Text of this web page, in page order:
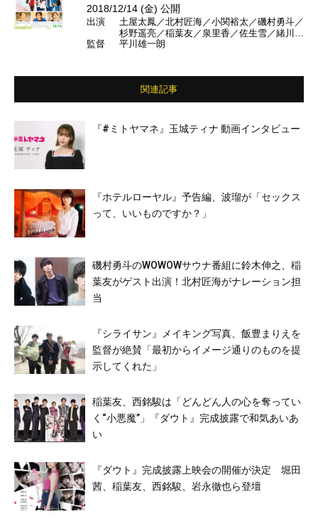
2018/12/14 (金) 公開
出演
土屋太鳳／北村匠海／小関裕太／磯村勇斗／
杉野遥亮／稲葉友／泉里香／佐生雪／緒川た
まき ほか
監督 平川雄一朗
関連記事
『#ミトヤマネ』玉城ティナ 動画インタビュー
『ホテルローヤル』予告編、波瑠が「セックス
って、いいものですか？」
磯村勇斗のWOWOWサウナ番組に鈴木伸之、稲
葉友がゲスト出演！北村匠海がナレーション担
当
『シライサン』メイキング写真、飯豊まりえを
監督が絶賛「最初からイメージ通りのものを提
示してくれた」
稲葉友、西銘駿は「どんどん人の心を奪ってい
く“小悪魔”」『ダウト』完成披露で和気あいあ
い
『ダウト』完成披露上映会の開催が決定 堀田
茜、稲葉友、西銘駿、岩永徹也ら登壇